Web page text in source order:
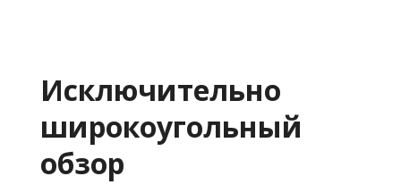
Исключительно
широкоугольный
обзор